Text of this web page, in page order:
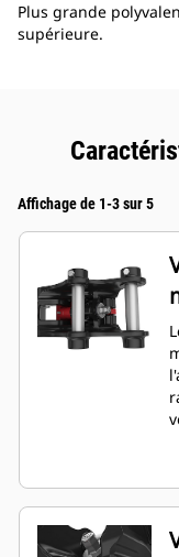
Plus grande
supérieure.
Affichage de 1-3 sur 5